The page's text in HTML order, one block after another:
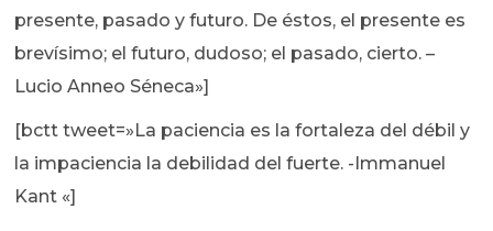
presente, pasado y futuro. De éstos, el presente es
brevísimo; el futuro, dudoso; el pasado, cierto. –
Lucio Anneo Séneca»]
[bctt tweet=»La paciencia es la fortaleza del débil y
la impaciencia la debilidad del fuerte. -Immanuel
Kant «]